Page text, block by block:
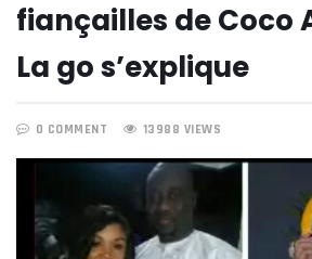
fiançailles de Coco
La go s’explique
0 COMMENT 13988 VIEWS